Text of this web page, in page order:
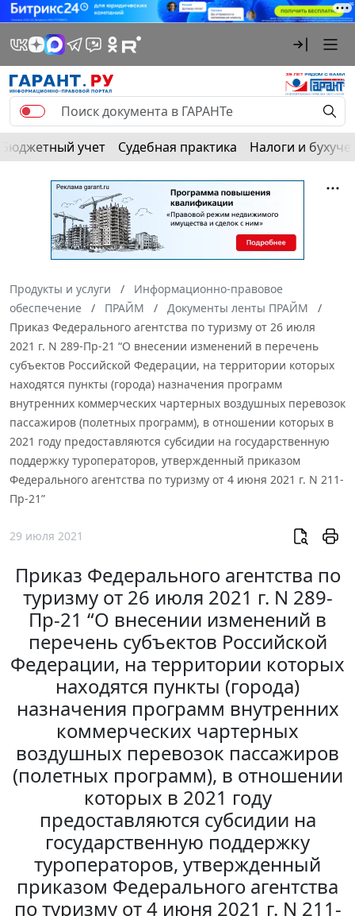
Бюджетный учет Судебная практика Налоги и
Продукты и услуги
Информационно-правовое
обеспечение
ПРАЙМ
Документы ленты ПРАЙМ
Приказ Федерального агентства по туризму от 26 июля
2021 г. N 289-Пр-21 “О внесении изменений в перечень
субъектов Российской Федерации, на территории которых
находятся пункты (города) назначения программ
внутренних коммерческих чартерных воздушных перевозок
пассажиров (полетных программ), в отношении которых в
2021 году предоставляются субсидии на государственную
поддержку туроператоров, утвержденный приказом
Федерального агентства по туризму от 4 июня 2021 г. N 211-
Пр-21”
29 июля 2021
Приказ Федерального агентства по
туризму от 26 июля 2021 г. N 289-
Пр-21 “О внесении изменений в
перечень субъектов Российской
Федерации, на территории которых
находятся пункты (города)
назначения программ внутренних
коммерческих чартерных
воздушных перевозок пассажиров
(полетных программ), в отношении
которых в 2021 году
предоставляются субсидии на
государственную поддержку
туроператоров, утвержденный
приказом Федерального агентства
по туризму от 4 июня 2021 г. N 211-